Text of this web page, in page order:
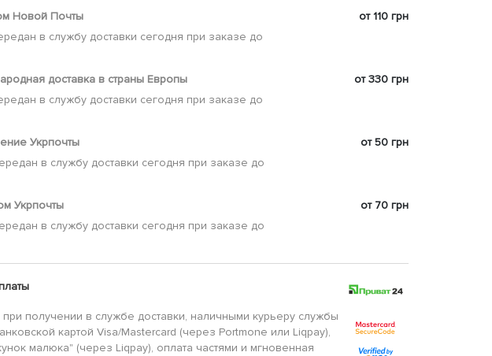
Новой Почты
в службу доставки сегодня при заказе до
от 110 грн
доставка в страны Европы
в службу доставки сегодня при заказе до
от 330 грн
Укрпочты
в службу доставки сегодня при заказе до
от 50 грн
Укрпочты
в службу доставки сегодня при заказе до
от 70 грн
получении в службе доставки, наличными курьеру службы
картой Visa/Mastercard (через Portmone или Liqpay),
малюка" (через Liqpay), оплата частями и мгновенная